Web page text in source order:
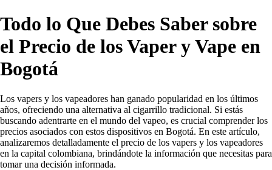
Todo lo Que Debes Saber sobre
el Precio de los Vaper y Vape en
Bogotá
Los vapers y los vapeadores han ganado popularidad en los últimos
años, ofreciendo una alternativa al cigarrillo tradicional. Si estás
buscando adentrarte en el mundo del vapeo, es crucial comprender los
precios asociados con estos dispositivos en Bogotá. En este artículo,
analizaremos detalladamente el precio de los vapers y los vapeadores
en la capital colombiana, brindándote la información que necesitas para
tomar una decisión informada.